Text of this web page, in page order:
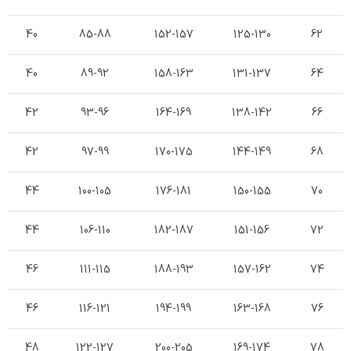
62
125-130
152-157
85-88
40
64
131-137
158-163
89-92
40
66
138-142
164-169
93-96
42
68
144-149
170-175
97-99
42
70
150-155
176-181
100-105
44
72
151-156
182-187
106-110
44
74
157-162
188-193
111-115
46
76
163-168
194-199
116-121
46